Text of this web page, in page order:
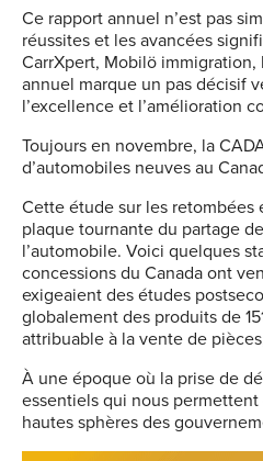
Ce rapport annuel n’est pas
réussites et les avancées
CarrXpert, Mobilö
annuel marque un pas décisif
l’excellence et l’amélioration
Toujours en novembre, la
d’automobiles neuves au
Cette étude sur les retombées
plaque tournante du partage
l’automobile. Voici quelques
concessions du Canada ont
exigeaient des études
globalement des produits de
attribuable à la vente de
À une époque où la prise de
essentiels qui nous
hautes sphères des